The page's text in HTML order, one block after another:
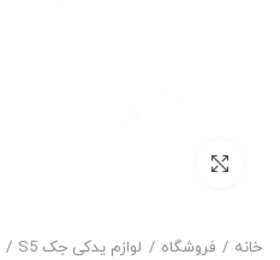
خانه فروشگاه لوازم یدکی جک S5